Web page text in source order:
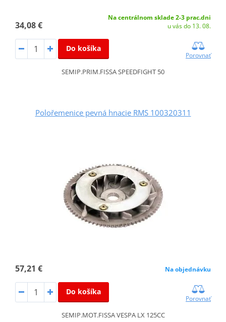
34,08 €
Na centrálnom sklade 2-3 prac.dni
u vás do 13. 08.
Do košíka
Porovnať
SEMIP.PRIM.FISSA SPEEDFIGHT 50
Polořemenice pevná hnacie RMS 100320311
57,21 € Na objednávku
Do košíka
Porovnať
SEMIP.MOT.FISSA VESPA LX 125CC